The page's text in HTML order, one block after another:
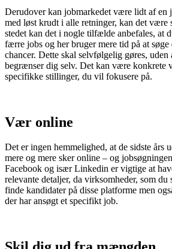
Derudover kan jobmarkedet være lidt af en
med løst krudt i alle retninger, kan det
stedet kan det i nogle tilfælde anbefales, at
færre jobs og her bruger mere tid på at søge
chancer. Dette skal selvfølgelig gøres, uden
begrænser dig selv. Det kan være konkrete
specifikke stillinger, du vil fokusere på.
Vær online
Det er ingen hemmelighed, at de sidste års
mere og mere sker online – og
Facebook og især Linkedin er vigtige at
relevante detaljer, da virksomheder, som du
finde kandidater på disse platforme men
der har ansøgt et specifikt job.